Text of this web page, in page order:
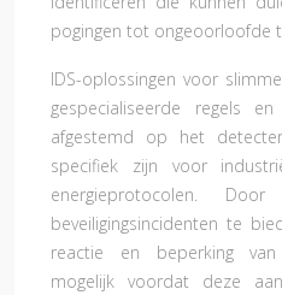
pogingen tot ongeoorloofde
IDS-oplossingen voor
gespecialiseerde regels
afgestemd op het
specifiek zijn voor
energieprotocolen.
beveiligingsincidenten te
reactie en beperking van
mogelijk voordat deze